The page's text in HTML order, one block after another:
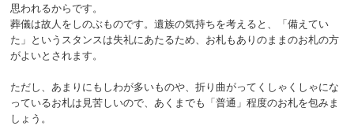
思われるからです。
葬儀は故人をしのぶものです。遺族の気持ちを考えると、「備えてい
た」というスタンスは失礼にあたるため、お札もありのままのお札の方
がよいとされます。
ただし、あまりにもしわが多いものや、折り曲がってくしゃくしゃにな
っているお札は見苦しいので、あくまでも「普通」程度のお札を包みま
しょう。